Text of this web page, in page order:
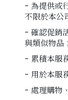
- 為提供或
不限於本公
- 確認促銷
與類似物品；
- 累積本服
- 用於本服
- 處理購物